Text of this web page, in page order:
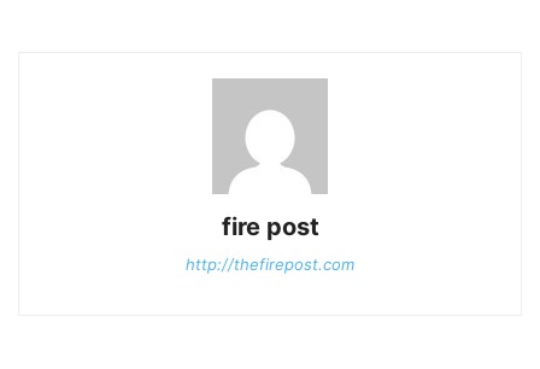
fire post
http://thefirepost.com